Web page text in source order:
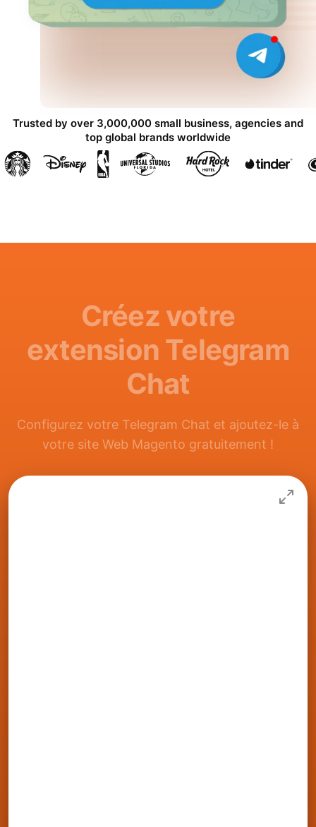
Trusted by over 3,000,000 small business, agencies and
top global brands worldwide
Créez votre
extension Telegram
Chat
Configurez votre Telegram Chat et ajoutez-le à
votre site Web Magento gratuitement !